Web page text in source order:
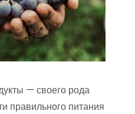
— своего рода
правильного питания